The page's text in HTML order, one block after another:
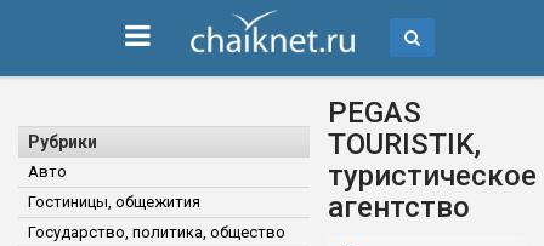
Рубрики
Авто
Гостиницы, общежития
Государство, политика, общество
PEGAS
TOURISTIK,
туристическое
агентство